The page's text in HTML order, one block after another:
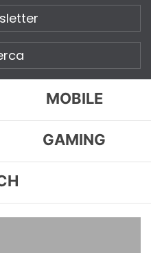
MOBILE
GAMING